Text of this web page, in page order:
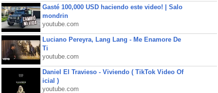
Gasté 100,000 USD haciendo este video! | Salo
mondrin
youtube.com
Luciano Pereyra, Lang Lang - Me Enamore De
Ti
youtube.com
Daniel El Travieso - Viviendo ( TikTok Video Of
icial )
youtube.com